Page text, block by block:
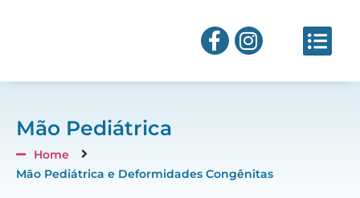
Mão Pediátrica
Home
Mão Pediátrica e Deformidades Congênitas